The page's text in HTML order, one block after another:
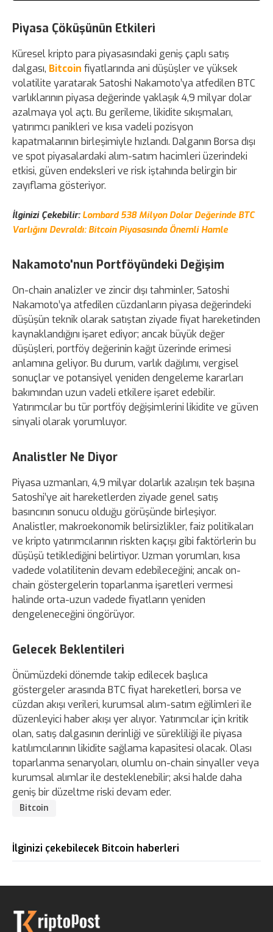
Piyasa Çöküşünün Etkileri
Küresel kripto para piyasasındaki geniş çaplı satış
dalgası, Bitcoin fiyatlarında ani düşüşler ve yüksek
volatilite yaratarak Satoshi Nakamoto’ya atfedilen BTC
varlıklarının piyasa değerinde yaklaşık 4,9 milyar dolar
azalmaya yol açtı. Bu gerileme, likidite sıkışmaları,
yatırımcı panikleri ve kısa vadeli pozisyon
kapatmalarının birleşimiyle hızlandı. Dalganın Borsa dışı
ve spot piyasalardaki alım-satım hacimleri üzerindeki
etkisi, güven endeksleri ve risk iştahında belirgin bir
zayıflama gösteriyor.
İlginizi Çekebilir: Lombard 538 Milyon Dolar Değerinde BTC
Varlığını Devraldı: Bitcoin Piyasasında Önemli Hamle
Nakamoto'nun Portföyündeki Değişim
On-chain analizler ve zincir dışı tahminler, Satoshi
Nakamoto’ya atfedilen cüzdanların piyasa değerindeki
düşüşün teknik olarak satıştan ziyade fiyat hareketinden
kaynaklandığını işaret ediyor; ancak büyük değer
düşüşleri, portföy değerinin kağıt üzerinde erimesi
anlamına geliyor. Bu durum, varlık dağılımı, vergisel
sonuçlar ve potansiyel yeniden dengeleme kararları
bakımından uzun vadeli etkilere işaret edebilir.
Yatırımcılar bu tür portföy değişimlerini likidite ve güven
sinyali olarak yorumluyor.
Analistler Ne Diyor
Piyasa uzmanları, 4,9 milyar dolarlık azalışın tek başına
Satoshi’ye ait hareketlerden ziyade genel satış
basıncının sonucu olduğu görüşünde birleşiyor.
Analistler, makroekonomik belirsizlikler, faiz politikaları
ve kripto yatırımcılarının riskten kaçışı gibi faktörlerin bu
düşüşü tetiklediğini belirtiyor. Uzman yorumları, kısa
vadede volatilitenin devam edebileceğini; ancak on-
chain göstergelerin toparlanma işaretleri vermesi
halinde orta-uzun vadede fiyatların yeniden
dengeleneceğini öngörüyor.
Gelecek Beklentileri
Önümüzdeki dönemde takip edilecek başlıca
göstergeler arasında BTC fiyat hareketleri, borsa ve
cüzdan akışı verileri, kurumsal alım-satım eğilimleri ile
düzenleyici haber akışı yer alıyor. Yatırımcılar için kritik
olan, satış dalgasının derinliği ve sürekliliği ile piyasa
katılımcılarının likidite sağlama kapasitesi olacak. Olası
toparlanma senaryoları, olumlu on-chain sinyaller veya
kurumsal alımlar ile desteklenebilir; aksi halde daha
geniş bir düzeltme riski devam eder.
Bitcoin
İlginizi çekebilecek Bitcoin haberleri